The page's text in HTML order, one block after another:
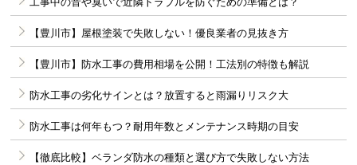
【豊川市】屋根塗装で失敗しない！優良業者の見抜き方
【豊川市】防水工事の費用相場を公開！工法別の特徴も解説
防水工事の劣化サインとは？放置すると雨漏りリスク大
防水工事は何年もつ？耐用年数とメンテナンス時期の目安
【徹底比較】ベランダ防水の種類と選び方で失敗しない方法